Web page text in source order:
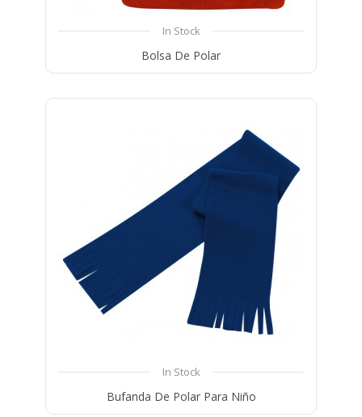
In Stock
Bolsa De Polar
In Stock
Bufanda De Polar Para Niño